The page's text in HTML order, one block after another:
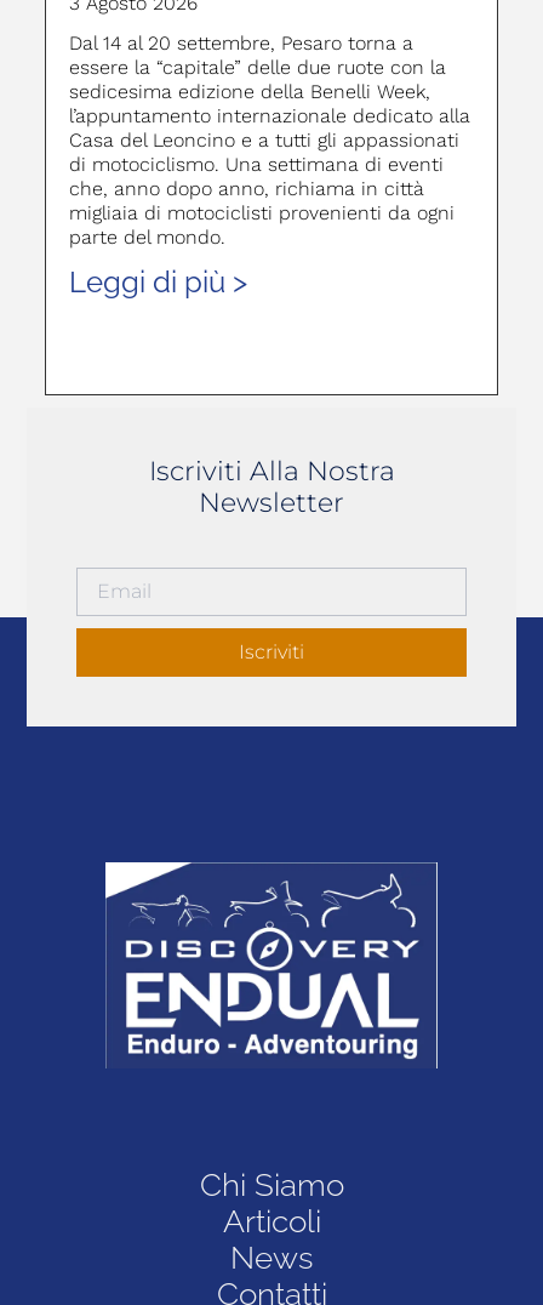
Dal 14 al 20 settembre, Pesaro torna a
essere la “capitale” delle due ruote con la
sedicesima edizione della Benelli Week,
l’appuntamento internazionale dedicato alla
Casa del Leoncino e a tutti gli appassionati
di motociclismo. Una settimana di eventi
che, anno dopo anno, richiama in città
migliaia di motociclisti provenienti da ogni
parte del mondo.
Leggi di più >
Iscriviti Alla Nostra
Newsletter
Iscriviti
Chi Siamo
Articoli
News
Contatti